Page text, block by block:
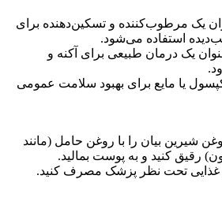
یک مرطوب‌کننده و تسکین‌دهنده برای
استفاده می‌شود.
یک درمان طبیعی برای آکنه و
یا مایع برای بهبود سلامت عمومی
شیرین بیان را با روغن حامل (مانند
رقیق کنید و به پوست بمالید.
غذایی تحت نظر پزشک مصرف کنید.